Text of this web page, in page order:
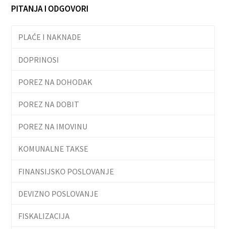
PITANJA I ODGOVORI
PLAĆE I NAKNADE
DOPRINOSI
POREZ NA DOHODAK
POREZ NA DOBIT
POREZ NA IMOVINU
KOMUNALNE TAKSE
FINANSIJSKO POSLOVANJE
DEVIZNO POSLOVANJE
FISKALIZACIJA